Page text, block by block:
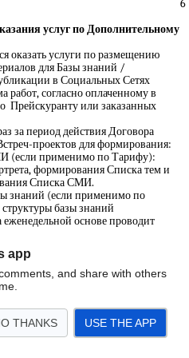
app
and share with others
THANKS USE THE APP
6
услуг по Дополнительному
оказать услуги по размещению
для Базы знаний /
в Социальных Сетях
работ, согласно оплаченному в
Прейскуранту или заказанных
за период действия Договора
проектов для формирования:
(если применимо по Тарифу):
формирования Списка тем и
Списка СМИ.
знаний (если применимо по
базы знаний
основе проводит
количестве, согласно оплаченному
по Прейскуранту.
тем совместно с Заказчиком.
и рерайт Аудиозаписей,
Заказчиком по Тезисному плану.